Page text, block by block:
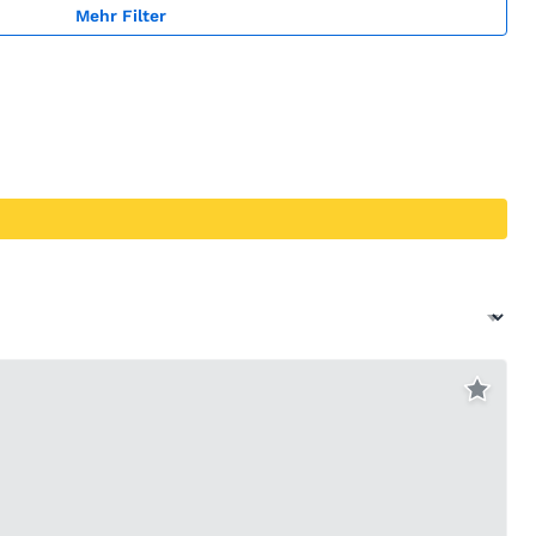
Mehr Filter